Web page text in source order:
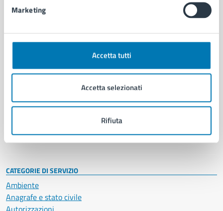
Marketing
Accetta tutti
Accetta selezionati
Rifiuta
Aree amministrative
Uffici
Politici
Intranet, posta aziendale e protocollo
CATEGORIE DI SERVIZIO
Ambiente
Anagrafe e stato civile